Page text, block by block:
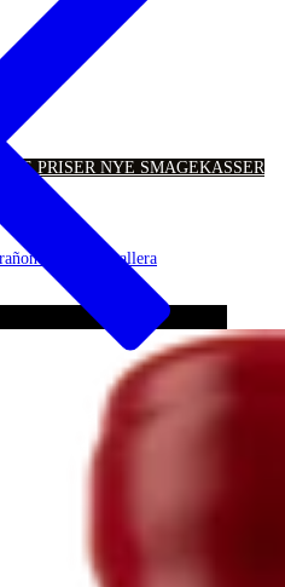
PRISER NYE SMAGEKASSER
Peña Caballera